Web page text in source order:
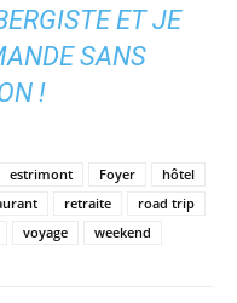
ET JE
SANS
!
estrimont Foyer
hôtel
retraite
road trip
voyage weekend